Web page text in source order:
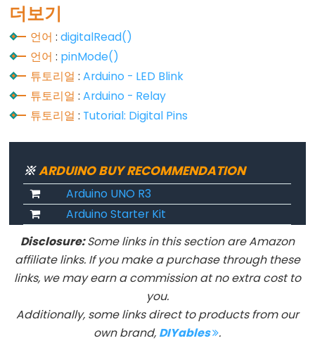
상
수
Variable
&
Qualifiers
const
scope
static
volatile
더보기
언어 :digitalRead()
언어 : pinMode()
튜토리얼 :Arduino - LED Blink
튜토리얼 :Arduino - Relay
튜토리얼 : Tutorial: Digital Pins
※ARDUINO BUY RECOMMENDATION
Arduino UNO R3
Arduino Starter Kit
Disclosure:Some links in this section are Amazon
affiliate links. If you make a purchase through these
links, we may earn a commission at no extra cost to
you.
Additionally, some links direct to products from our
own brand, DIYables .